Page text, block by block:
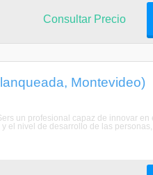
Consultar Precio
Montevideo)
un profesional capaz de innovar
el nivel de desarrollo de las